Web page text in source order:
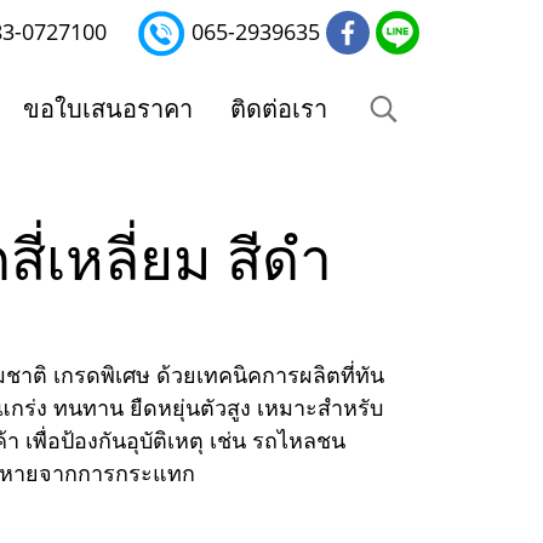
0727100 065-2939635
ขอใบเสนอราคา ติดต่อเรา
เหลี่ยม สีดำ
าติ เกรดพิเศษ ด้วยเทคนิคการผลิตที่ทัน
กร่ง ทนทาน ยืดหยุ่นตัวสูง เหมาะสำหรับ
เพื่อป้องกันอุบัติเหตุ เช่น รถไหลชน
ายจากการกระแทก